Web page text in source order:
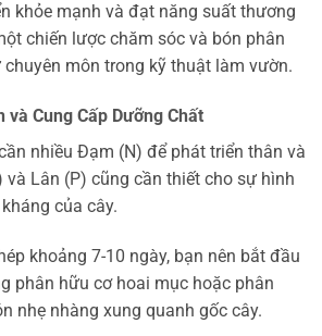
khỏe mạnh và đạt năng suất thương
chiến lược chăm sóc và bón phân
chuyên môn trong kỹ thuật làm vườn.
và Cung Cấp Dưỡng Chất
nhiều Đạm (N) để phát triển thân và
và Lân (P) cũng cần thiết cho sự hình
của cây.
khoảng 7-10 ngày, bạn nên bắt đầu
phân hữu cơ hoai mục hoặc phân
nhẹ nhàng xung quanh gốc cây.